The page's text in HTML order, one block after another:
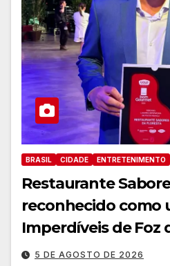
BRASIL CIDADE ENTRETENIMENTO
Restaurante
reconhecido como
Imperdíveis de Foz
5 DE AGOSTO DE 2026